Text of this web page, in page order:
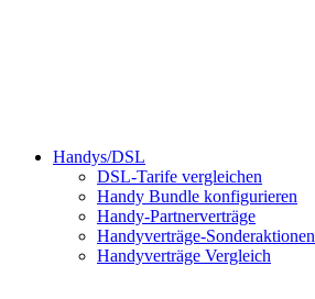
Handys/DSL
DSL-Tarife vergleichen
Handy Bundle konfigurieren
Handy-Partnerverträge
Handyverträge-Sonderaktionen
Handyverträge Vergleich